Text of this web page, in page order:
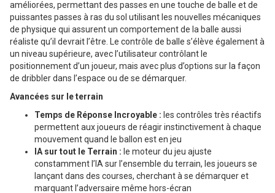
améliorées, permettant des passes en une touche de balle et de
puissantes passes à ras du sol utilisant les nouvelles mécaniques
de physique qui assurent un comportement de la balle aussi
réaliste qu’il devrait l’être. Le contrôle de balle s’élève également à
un niveau supérieure, avec l’utilisateur contrôlant le
positionnement d’un joueur, mais avec plus d’options sur la façon
de dribbler dans l’espace ou de se démarquer.
Avancées sur le terrain
Temps de Réponse Incroyable : les contrôles très réactifs
permettent aux joueurs de réagir instinctivement à chaque
mouvement quand le ballon est en jeu
IA sur tout le Terrain : le moteur du jeu ajuste
constamment l’IA sur l’ensemble du terrain, les joueurs se
lançant dans des courses, cherchant à se démarquer et
marquant l’adversaire même hors-écran